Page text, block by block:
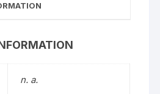
n. a.